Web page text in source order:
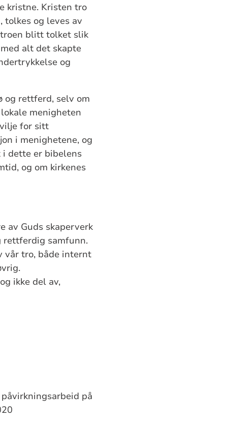
kristne. Kristen tro
tolkes og leves av
troen blitt tolket slik
alt det skapte
og
og rettferd, selv om
menigheten
for sitt
i menighetene, og
dette er bibelens
og om kirkenes
av Guds skaperverk
rettferdig samfunn.
vår tro, både internt
ikke del av,
på